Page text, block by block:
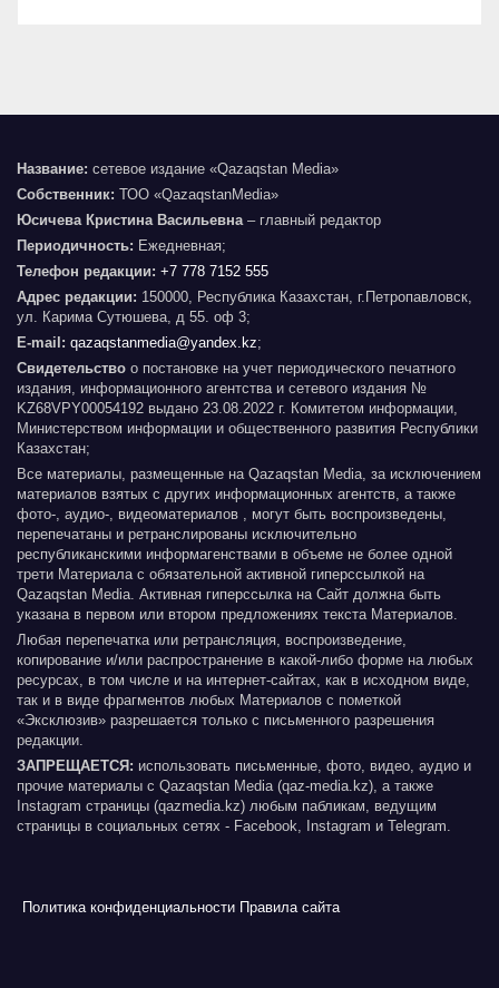
Название: сетевое издание «Qazaqstan Media»
Собственник: ТОО «QazaqstanMedia»
Юсичева Кристина Васильевна – главный редактор
Периодичность: Ежедневная;
Телефон редакции: +7 778 7152 555
Адрес редакции: 150000, Республика Казахстан, г.Петропавловск,
ул. Карима Сутюшева, д 55. оф 3;
E-mail: qazaqstanmedia@yandex.kz;
Свидетельство о постановке на учет периодического печатного
издания, информационного агентства и сетевого издания №
KZ68VPY00054192 выдано 23.08.2022 г. Комитетом информации,
Министерством информации и общественного развития Республики
Казахстан;
Все материалы, размещенные на Qazaqstan Media, за исключением
материалов взятых с других информационных агентств, а также
фото-, аудио-, видеоматериалов , могут быть воспроизведены,
перепечатаны и ретранслированы исключительно
республиканскими информагенствами в объеме не более одной
трети Материала с обязательной активной гиперссылкой на
Qazaqstan Media. Активная гиперссылка на Сайт должна быть
указана в первом или втором предложениях текста Материалов.
Любая перепечатка или ретрансляция, воспроизведение,
копирование и/или распространение в какой-либо форме на любых
ресурсах, в том числе и на интернет-сайтах, как в исходном виде,
так и в виде фрагментов любых Материалов с пометкой
«Эксклюзив» разрешается только с письменного разрешения
редакции.
ЗАПРЕЩАЕТСЯ: использовать письменные, фото, видео, аудио и
прочие материалы с Qazaqstan Media (qaz-media.kz), а также
Instagram страницы (qazmedia.kz) любым пабликам, ведущим
страницы в социальных сетях - Facebook, Instagram и Telegram.
Политика конфиденциальности Правила сайта